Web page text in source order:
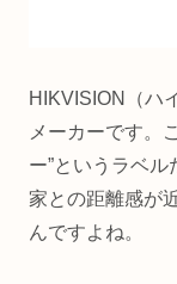
HIKVISION（ハ
メーカーです。
ー”というラベ
家との距離感が
んですよね。